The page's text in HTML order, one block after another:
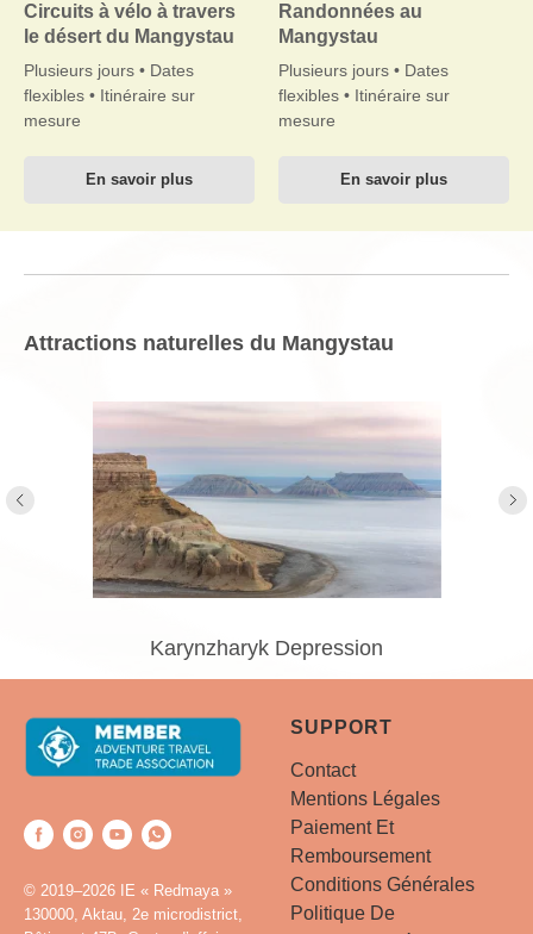
Circuits à vélo à travers
le désert du Mangystau
Plusieurs jours • Dates
flexibles • Itinéraire sur
mesure
En savoir plus
Randonnées au
Mangystau
Plusieurs jours • Dates
flexibles • Itinéraire sur
mesure
En savoir plus
Attractions naturelles du Mangystau
Karynzharyk Depression
© 2019–2026 IE « Redmaya »
130000, Aktau, 2e microdistrict,
SUPPORT
Contact
Mentions Légales
Paiement Et
Remboursement
Conditions Générales
Politique De